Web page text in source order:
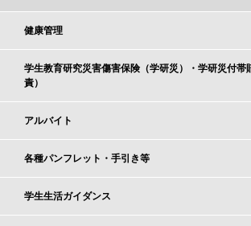
健康管理
学生教育研究災害傷害保険（学研災）・学研災付帯
責）
アルバイト
各種パンフレット・手引き等
学生生活ガイダンス